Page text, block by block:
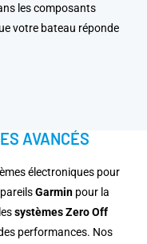
les composants
votre bateau réponde
AVANCÉS
électroniques pour
Garmin pour la
systèmes Zero Off
performances. Nos